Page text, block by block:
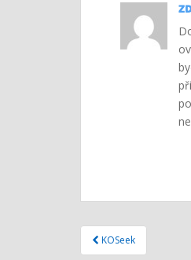
Navigace
pro
KOSeek